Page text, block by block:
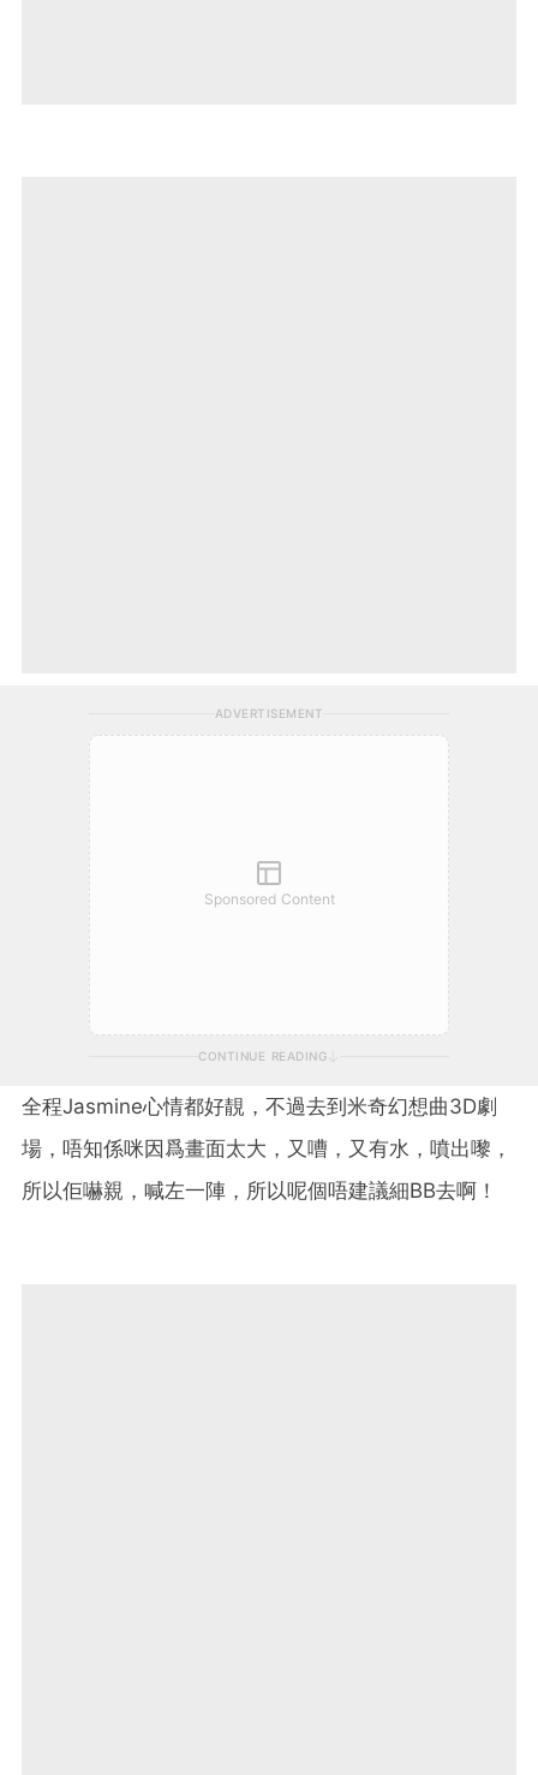
ADVERTISEMENT
Sponsored Content
CONTINUE READING
全程Jasmine心情都好靚，不過去到米奇幻想曲3D劇
場，唔知係咪因爲畫面太大，又嘈，又有水，噴出嚟，
所以佢嚇親，喊左一陣，所以呢個唔建議細BB去啊！